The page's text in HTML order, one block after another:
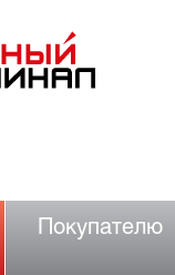
Покупателю